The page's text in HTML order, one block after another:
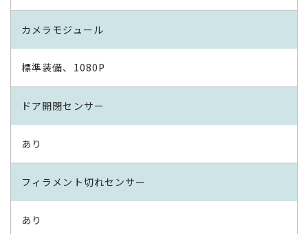
カメラモジュール
標準装備、1080P
ドア開閉センサー
あり
フィラメント切れセンサー
あり